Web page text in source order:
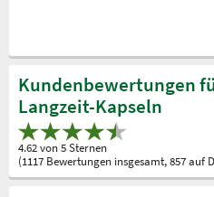
Kundenbewertungen
Langzeit-Kapseln
4.62 von 5 Sternen
(1117 Bewertungen insgesamt, 857 auf